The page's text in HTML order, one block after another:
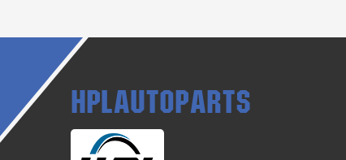
HPLAUTOPARTS